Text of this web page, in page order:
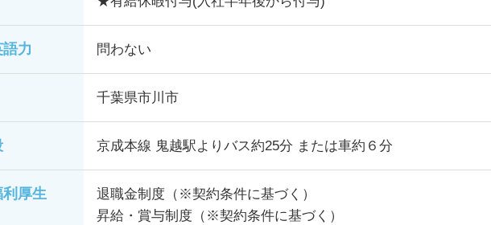
力 問わない
千葉県市川市
京成本線 鬼越駅よりバス約25分 または車約６分
厚生
退職金制度（※契約条件に基づく）
昇給・賞与制度（※契約条件に基づく）